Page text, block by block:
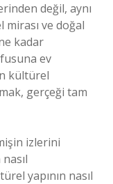
değil, aynı
ve doğal
kadar
ev
kültürel
gerçeği tam
izlerini
yapının nasıl